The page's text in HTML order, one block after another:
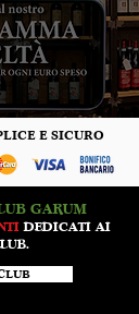
E SICURO
GARUM
DEDICATI AI